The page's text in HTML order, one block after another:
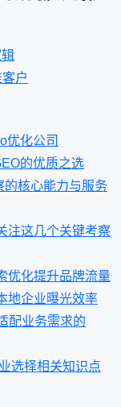
户
优化公司
的优质之选
的核心能力与服务
注这几个关键考察
优化提升品牌流量
地企业曝光效率
配业务需求的
选择相关知识点